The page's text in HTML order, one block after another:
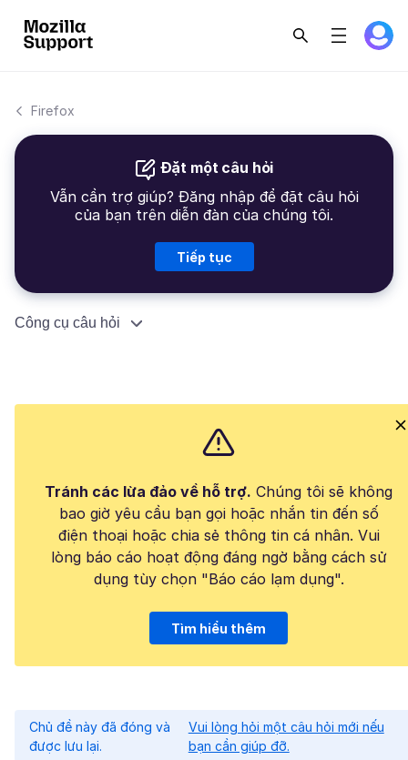
Firefox
Đặt một câu hỏi
Vẫn cần trợ giúp? Đăng nhập để đặt câu hỏi
của bạn trên diễn đàn của chúng tôi.
Tiếp tục
Công cụ câu hỏi
Tránh các lừa đảo về hỗ trợ. Chúng tôi sẽ không
bao giờ yêu cầu bạn gọi hoặc nhắn tin đến số
điện thoại hoặc chia sẻ thông tin cá nhân. Vui
lòng báo cáo hoạt động đáng ngờ bằng cách sử
dụng tùy chọn "Báo cáo lạm dụng".
Tìm hiểu thêm
Chủ đề này đã đóng và
được lưu lại.
Vui lòng hỏi một câu hỏi mới nếu
bạn cần giúp đỡ.